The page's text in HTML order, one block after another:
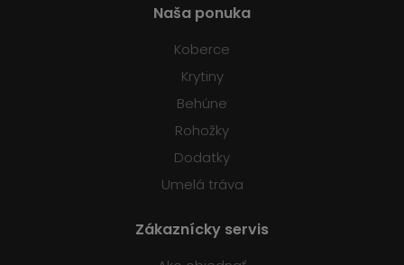
Naša ponuka
Koberce
Krytiny
Behúne
Rohožky
Dodatky
Umelá tráva
Zákaznícky servis